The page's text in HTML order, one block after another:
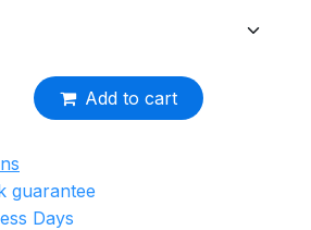
Add to cart
guarantee
Days